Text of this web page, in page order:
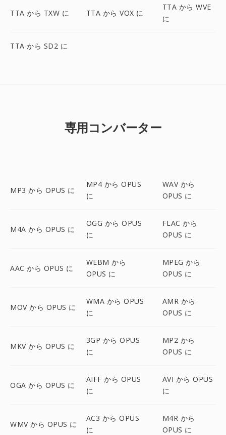
TTA から TXW に TTA から VOX に
TTA から WVE
に
TTA から SD2 に
専用コンバーター
MP3 から OPUS に
MP4 から OPUS
に
WAV から
OPUS に
M4A から OPUS に
OGG から OPUS
に
FLAC から
OPUS に
AAC から OPUS に
WEBM から
OPUS に
MPEG から
OPUS に
MOV から OPUS に
WMA から OPUS
に
AMR から
OPUS に
MKV から OPUS に
3GP から OPUS
に
MP2 から
OPUS に
OGA から OPUS に
AIFF から OPUS
に
AVI から OPUS
に
WMV から OPUS に
AC3 から OPUS
に
M4R から
OPUS に